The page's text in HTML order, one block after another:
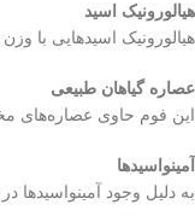
هیالورونیک اسید
هیالورونیک اسید‌هایی
عصاره گیاهان طبیعی
این فوم حاوی عصاره‌های
آمینواسید‌ها
به دلیل وجود